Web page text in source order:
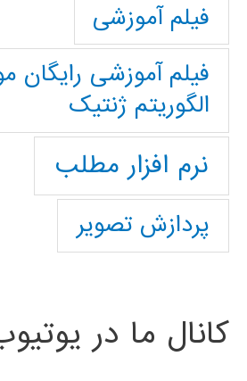
فیلم آموزشی
فیلم آموزشی رایگان
الگوریتم ژنتیک
نرم افزار مطلب
پردازش تصویر
کانال ما در